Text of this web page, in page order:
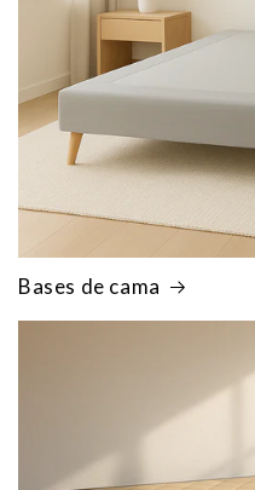
Bases de cama